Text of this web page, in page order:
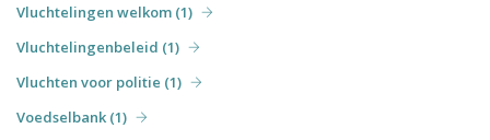
Vluchtelingen welkom (1)
Vluchtelingenbeleid (1)
Vluchten voor politie (1)
Voedselbank (1)